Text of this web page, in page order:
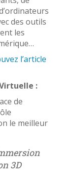
des outils
les
l’article
:
de
le meilleur
3D